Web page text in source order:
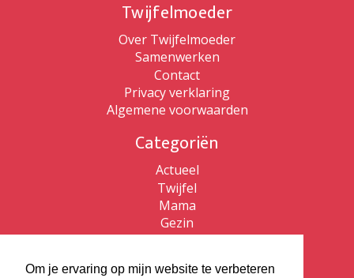
Om je ervaring op mijn website te verbeteren
Twijfelmoeder
Over Twijfelmoeder
Samenwerken
Contact
Privacy verklaring
Algemene voorwaarden
Categoriën
Actueel
Twijfel
Mama
Gezin
Patricia de Ryck